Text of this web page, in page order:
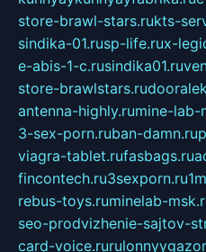
store-brawl-stars.rukts-
sindika-01.rusp-life.rux-
e-abis-1-c.rusindika01.ru
store-brawlstars.ru
antenna-highly.rumine-lab-
3-sex-porn.ruban-damn.ru
viagra-tablet.rufasbags.ru
fincontech.ru3sexporn.ru
rebus-toys.ruminelab-
seo-prodvizhenie-sajtov-
card-voice.ru